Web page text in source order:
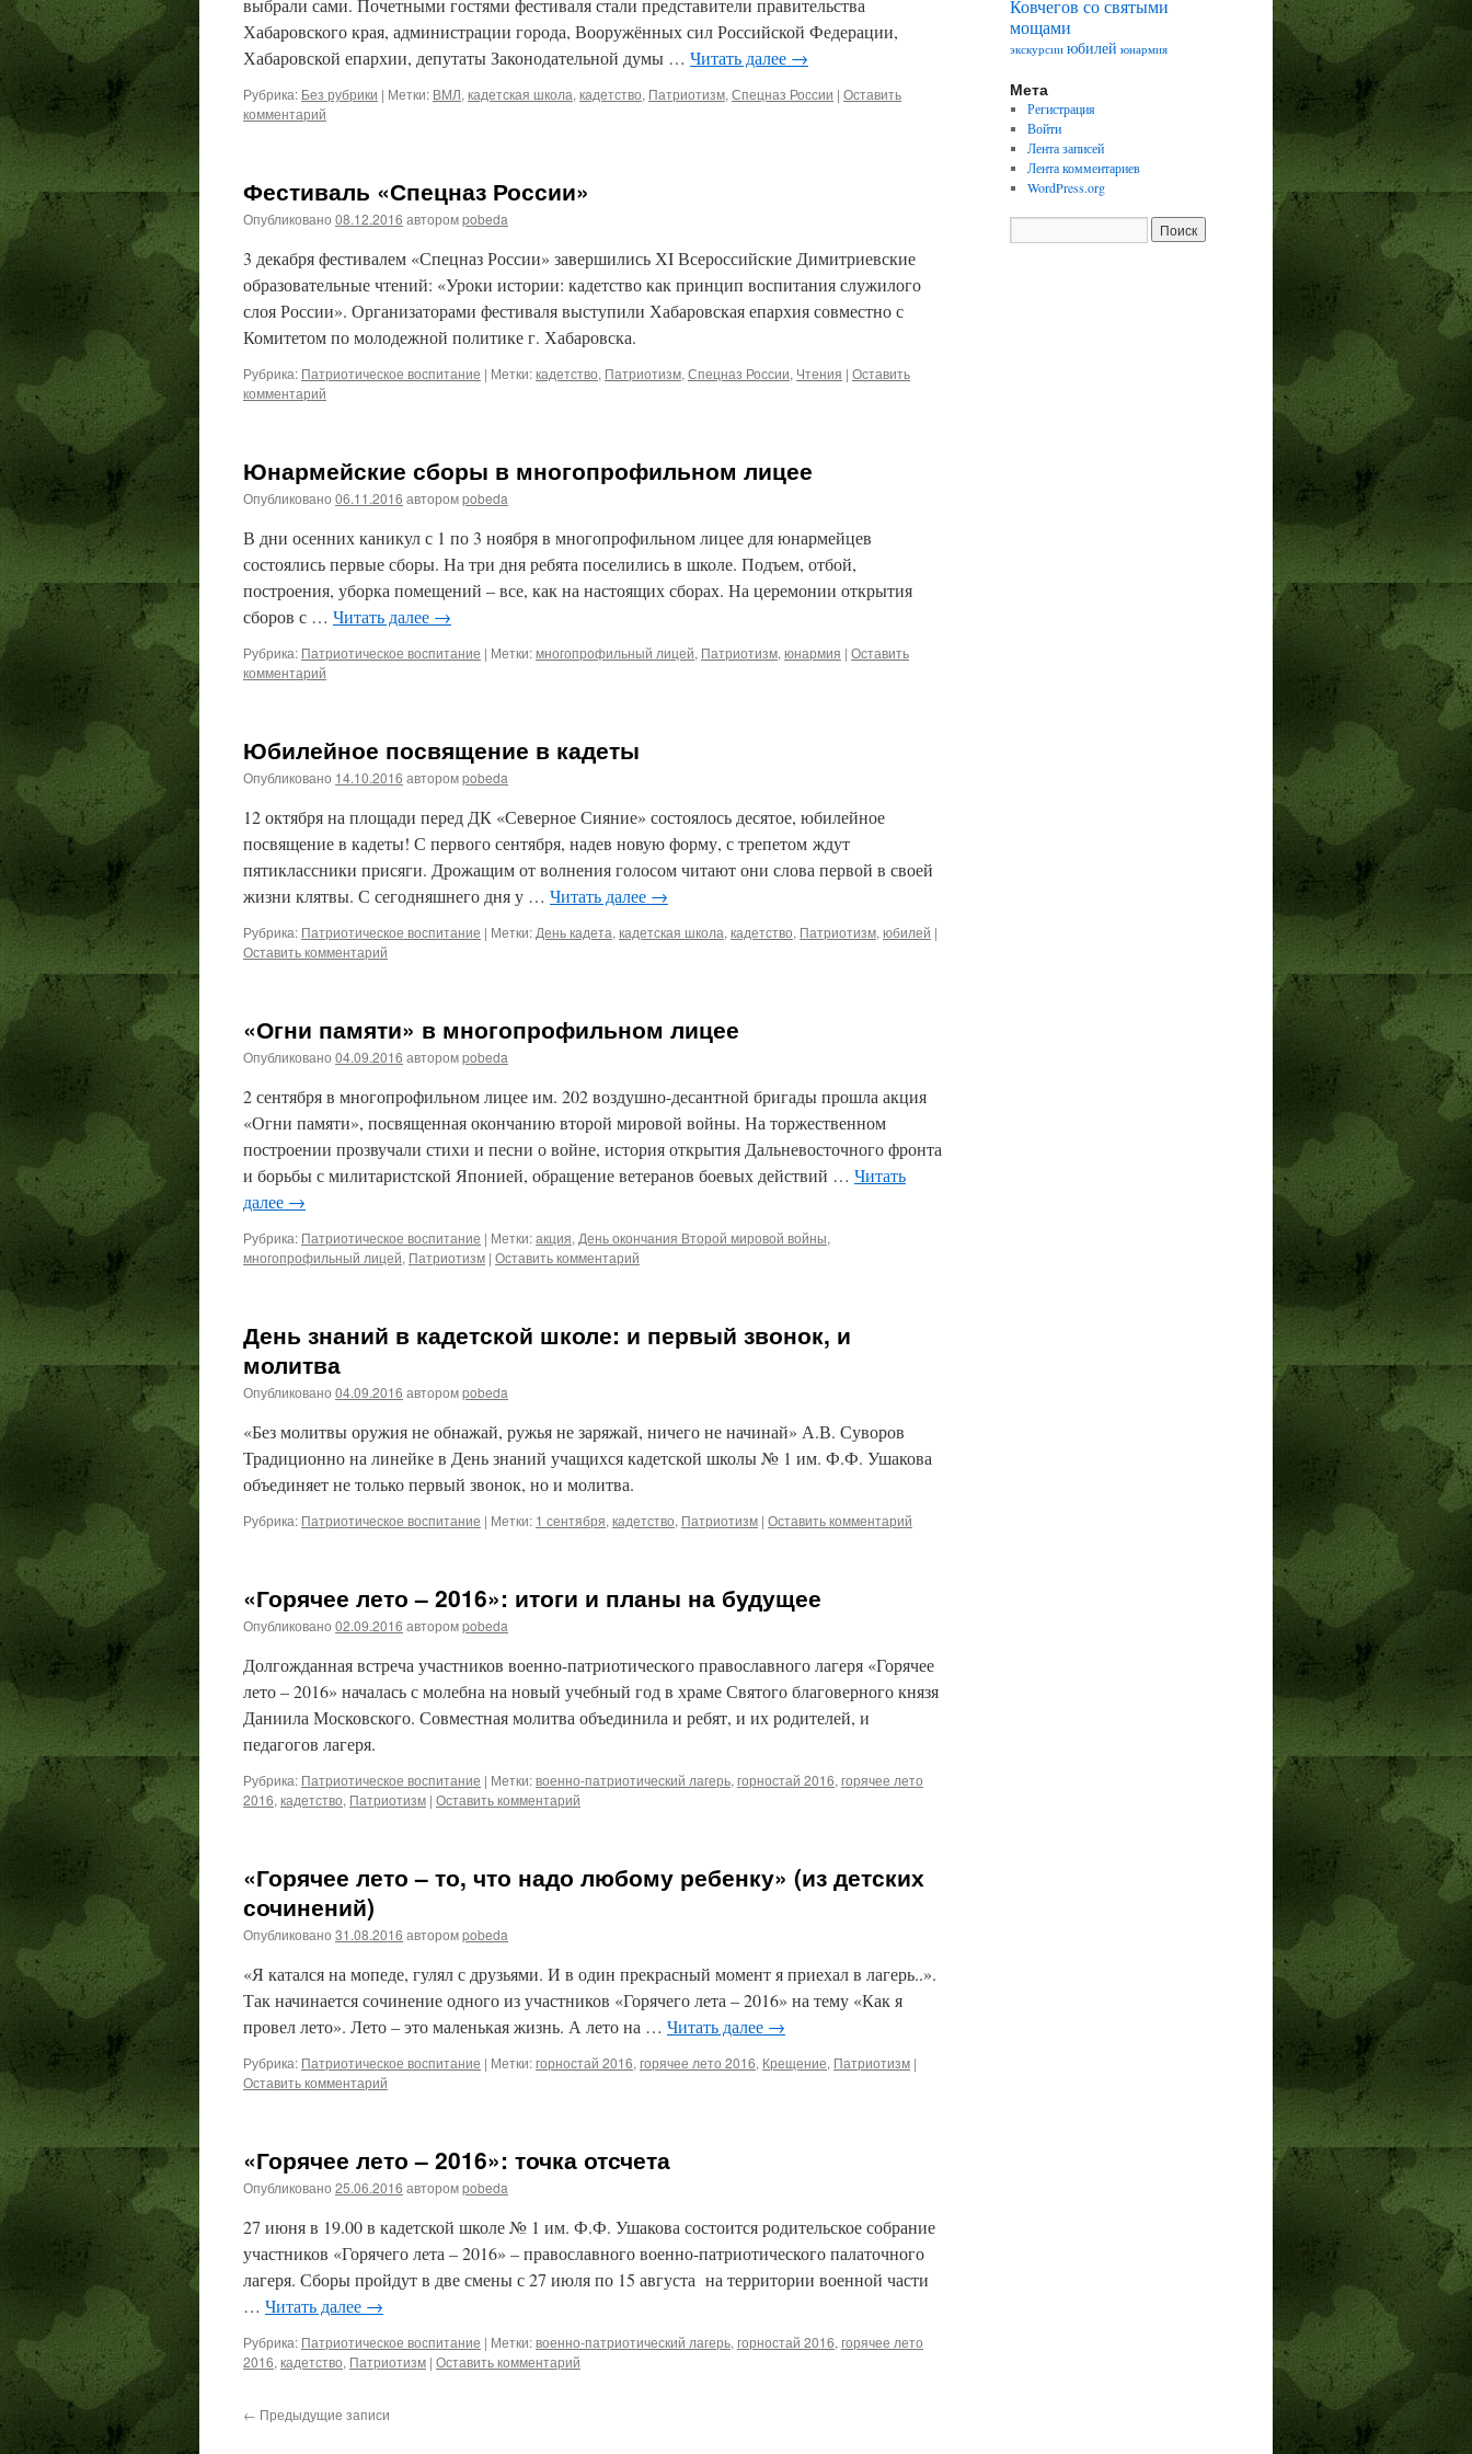
выбрали сами. Почетными гостями фестиваля стали представители правительства
Хабаровского края, администрации города, Вооружённых сил Российской Федерации,
Хабаровской епархии, депутаты Законодательной думы … Читать далее →
Рубрика: Без рубрики | Метки: ВМЛ, кадетская школа, кадетство, Патриотизм, Спецназ России | Оставить
комментарий
Фестиваль «Спецназ России»
Опубликовано 08.12.2016 авторомpobeda
3 декабря фестивалем «Спецназ России» завершились ХI Всероссийские Димитриевские
образовательные чтений: «Уроки истории: кадетство как принцип воспитания служилого
слоя России». Организаторами фестиваля выступили Хабаровская епархия совместно с
Комитетом по молодежной политике г. Хабаровска.
Рубрика: Патриотическое воспитание | Метки:кадетство, Патриотизм, Спецназ России, Чтения | Оставить
комментарий
Юнармейские сборы в многопрофильном лицее
Опубликовано 06.11.2016 авторомpobeda
В дни осенних каникул с 1 по 3 ноября в многопрофильном лицее для юнармейцев
состоялись первые сборы. На три дня ребята поселились в школе. Подъем, отбой,
построения, уборка помещений – все, как на настоящих сборах. На церемонии открытия
сборов с … Читать далее →
Рубрика: Патриотическое воспитание | Метки:многопрофильный лицей, Патриотизм, юнармия | Оставить
комментарий
Юбилейное посвящение в кадеты
Опубликовано 14.10.2016 авторомpobeda
12 октября на площади перед ДК «Северное Сияние» состоялось десятое, юбилейное
посвящение в кадеты! С первого сентября, надев новую форму, с трепетом ждут
пятиклассники присяги. Дрожащим от волнения голосом читают они слова первой в своей
жизни клятвы. С сегодняшнего дня у … Читать далее →
Рубрика: Патриотическое воспитание | Метки: День кадета, кадетская школа, кадетство, Патриотизм, юбилей |
Оставить комментарий
«Огни памяти» в многопрофильном лицее
Опубликовано 04.09.2016 авторомpobeda
2 сентября в многопрофильном лицее им. 202 воздушно-десантной бригады прошла акция
«Огни памяти», посвященная окончанию второй мировой войны. На торжественном
построении прозвучали стихи и песни о войне, история открытия Дальневосточного фронта
и борьбы с милитаристской Японией, обращение ветеранов боевых действий … Читать
далее →
Рубрика: Патриотическое воспитание | Метки:акция, День окончания Второй мировой войны,
многопрофильный лицей, Патриотизм | Оставить комментарий
День знаний в кадетской школе: и первый звонок, и
молитва
Опубликовано 04.09.2016 авторомpobeda
«Без молитвы оружия не обнажай, ружья не заряжай, ничего не начинай» А.В. Суворов
Традиционно на линейке в День знаний учащихся кадетской школы № 1 им. Ф.Ф. Ушакова
объединяет не только первый звонок, но и молитва.
Рубрика: Патриотическое воспитание | Метки: 1 сентября, кадетство, Патриотизм | Оставить комментарий
«Горячее лето – 2016»: итоги и планы на будущее
Опубликовано 02.09.2016 авторомpobeda
Долгожданная встреча участников военно-патриотического православного лагеря «Горячее
лето – 2016» началась с молебна на новый учебный год в храме Святого благоверного князя
Даниила Московского. Совместная молитва объединила и ребят, и их родителей, и
педагогов лагеря.
Рубрика: Патриотическое воспитание | Метки:военно-патриотический лагерь, горностай 2016, горячее лето
2016, кадетство, Патриотизм | Оставить комментарий
«Горячее лето – то, что надо любому ребенку» (из детских
сочинений)
Опубликовано 31.08.2016 авторомpobeda
«Я катался на мопеде, гулял с друзьями. И в один прекрасный момент я приехал в лагерь..».
Так начинается сочинение одного из участников «Горячего лета – 2016» на тему «Как я
провел лето». Лето – это маленькая жизнь. А лето на … Читать далее →
Рубрика: Патриотическое воспитание | Метки:горностай 2016, горячее лето 2016, Крещение, Патриотизм |
Оставить комментарий
«Горячее лето – 2016»: точка отсчета
Опубликовано 25.06.2016 авторомpobeda
27 июня в 19.00 в кадетской школе № 1 им. Ф.Ф. Ушакова состоится родительское собрание
участников «Горячего лета – 2016» – православного военно-патриотического палаточного
лагеря. Сборы пройдут в две смены с 27 июля по 15 августа на территории военной части
… Читать далее →
Рубрика: Патриотическое воспитание | Метки:военно-патриотический лагерь, горностай 2016, горячее лето
2016, кадетство, Патриотизм | Оставить комментарий
← Предыдущие записи
Ковчегов со святыми
мощами
экскурсии юбилей юнармия
Мета
Регистрация
Войти
Лента записей
Лента комментариев
WordPress.org